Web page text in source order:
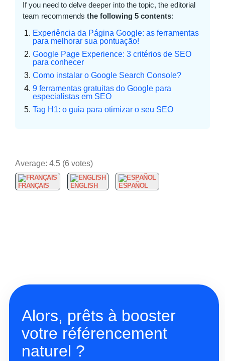
If you need to delve deeper into the topic, the editorial
team recommends the following 5 contents:
Experiência da Página Google: as ferramentas
para melhorar sua pontuação!
Google Page Experience: 3 critérios de SEO
para conhecer
Como instalar o Google Search Console?
9 ferramentas gratuitas do Google para
especialistas em SEO
Tag H1: o guia para otimizar o seu SEO
Average: 4.5 (6 votes)
FRANÇAIS ENGLISH ESPAÑOL
Alors, prêts à booster
votre référencement
naturel ?